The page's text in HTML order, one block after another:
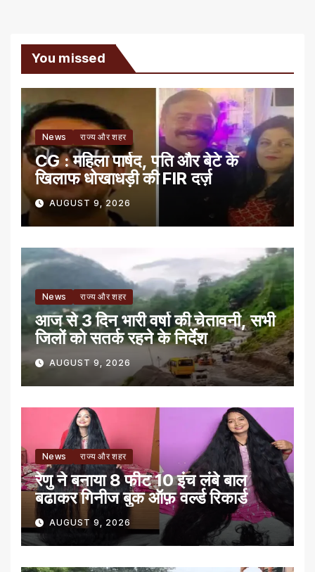
You missed
News राज्य और शहर
CG : महिला पार्षद, पति और बेटे के
खिलाफ धोखाधड़ी की FIR दर्ज़
AUGUST 9, 2026
News राज्य और शहर
आज से 3 दिन भारी वर्षा की चेतावनी, सभी
जिलों को सतर्क रहने के निर्देश
AUGUST 9, 2026
News राज्य और शहर
रेणु ने बनाया 8 फीट 10 इंच लंबे बाल
बढाकर गिनीज बुक ऑफ़ वर्ल्ड रिकार्ड
AUGUST 9, 2026